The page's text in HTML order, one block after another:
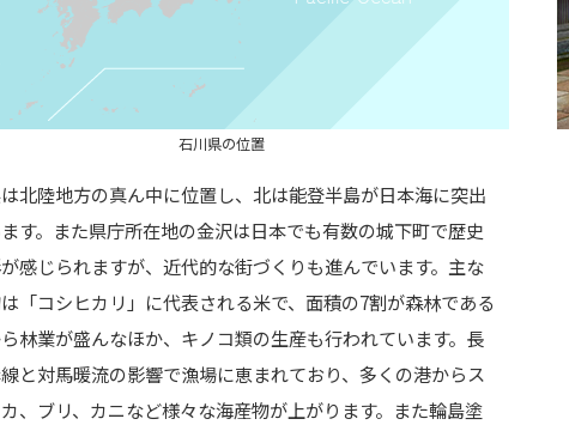
石川県の位置
北陸地方の真ん中に位置し、北は能登半島が日本海に突出
す。また県庁所在地の金沢は日本でも有数の城下町で歴史
感じられますが、近代的な街づくりも進んでいます。主な
「コシヒカリ」に代表される米で、面積の7割が森林である
林業が盛んなほか、キノコ類の生産も行われています。長
と対馬暖流の影響で漁場に恵まれており、多くの港からス
、ブリ、カニなど様々な海産物が上がります。また輪島塗